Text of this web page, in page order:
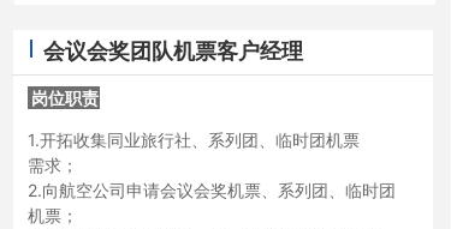
会议会奖团队机票客户经理
岗位职责
岗位职责
岗位职责
岗位职责
岗位职责
岗位职责
1.开拓收集同业旅行社、系列团、临时团机票
需求；
2.向航空公司申请会议会奖机票、系列团、临时团
机票；